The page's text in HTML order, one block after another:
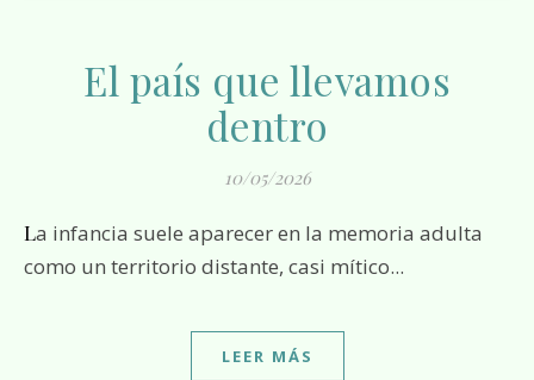
El país que llevamos
dentro
10/05/2026
La infancia suele aparecer en la memoria adulta
como un territorio distante, casi mítico...
LEER MÁS